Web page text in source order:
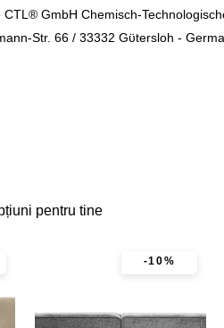
GmbH Chemisch-
Str. 66 / 33332 Gϋtersloh -
pentru tine
-10%